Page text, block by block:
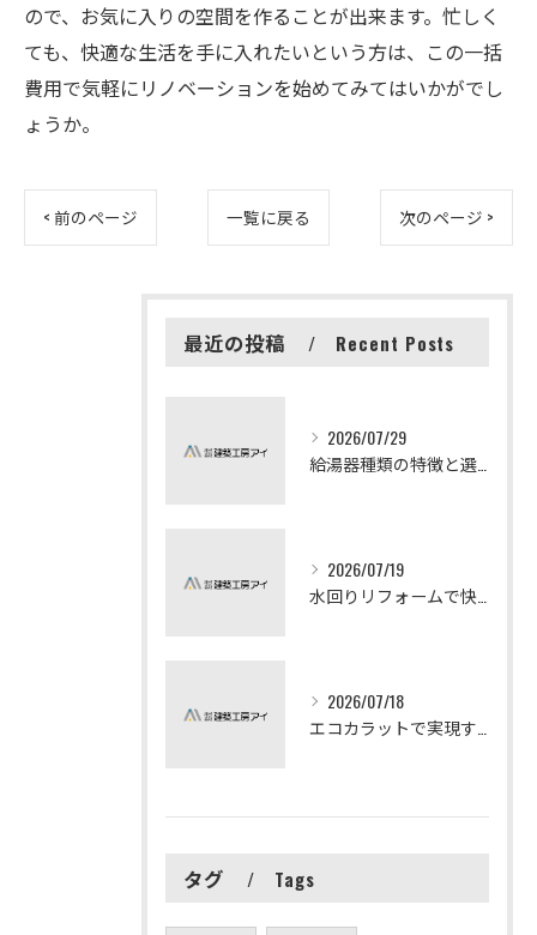
ので、お気に入りの空間を作ることが出来ます。忙しく
ても、快適な生活を手に入れたいという方は、この一括
費用で気軽にリノベーションを始めてみてはいかがでし
ょうか。
< 前のページ 一覧に戻る 次のページ >
最近の投稿 Recent Posts
2026/07/29
2026/07/19
2026/07/18
タグ Tags